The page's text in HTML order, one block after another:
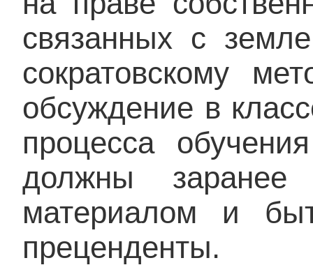
связанных с
сократовскому
обсуждение в
процесса
должны заранее
материалом и
преценденты.